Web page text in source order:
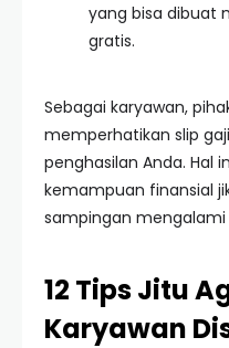
yang bisa dibuat
gratis.
Sebagai karyawan,
memperhatikan slip
penghasilan Anda. Hal
kemampuan finansial
sampingan
12 Tips Jitu
Karyawan